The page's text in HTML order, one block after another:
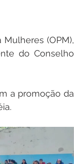
(OPM),
do Conselho
a promoção da